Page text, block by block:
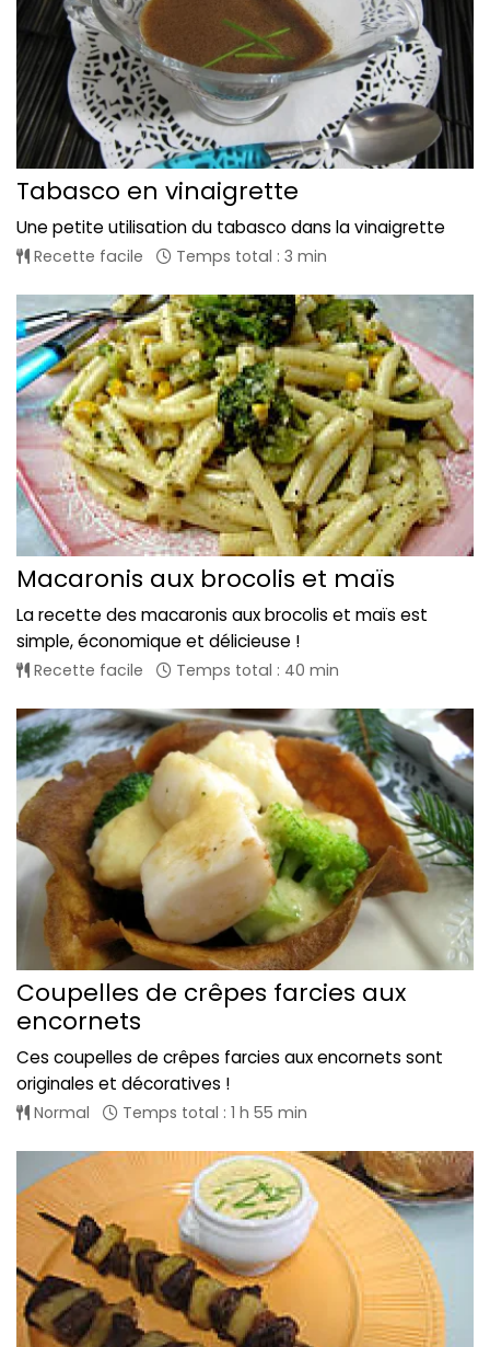
Tabasco en vinaigrette
Une petite utilisation du tabasco dans la vinaigrette
Recette facile Temps total : 3 min
Macaronis aux brocolis et maïs
La recette des macaronis aux brocolis et maïs est
simple, économique et délicieuse !
Recette facile Temps total : 40 min
Coupelles de crêpes farcies aux
encornets
Ces coupelles de crêpes farcies aux encornets sont
originales et décoratives !
Normal Temps total : 1 h 55 min